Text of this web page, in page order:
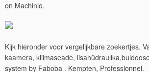
on Machinio.
Kijk hieronder voor vergelijkbare zoekertjes.
kaamera, kliimaseade,
system by Faboba . Kempten, Professionnel.